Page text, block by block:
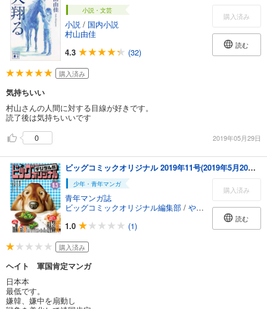
小説・文芸
小説 / 国内小説
村山由佳
4.3
(32)
購入済み
読む
購入済み
気持ちいい
村山さんの人間に対する目線が好きです。
読了後は気持ちいいです
0
2019年05月29日
ビッグコミックオリジナル 2019年11号(2019年5月20日発売)
少年・青年マンガ
青年マンガ誌
ビッグコミックオリジナル編集部 / やまさき十三 /北見
1.0
(1)
購入済み
読む
購入済み
ヘイト 軍国肯定マンガ
日本本
最低です。
嫌韓、嫌中を扇動し